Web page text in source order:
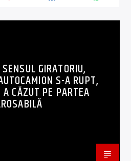
GIRATORIU,
S-A RUPT,
CĂZUT PE PARTEA